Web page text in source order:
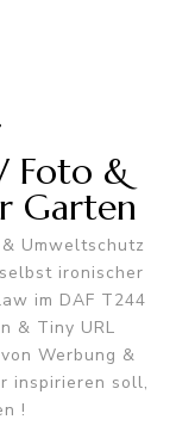
Foto &
Garten
Umweltschutz
ironischer
im DAF T244
& Tiny URL
Werbung &
inspirieren soll,
!